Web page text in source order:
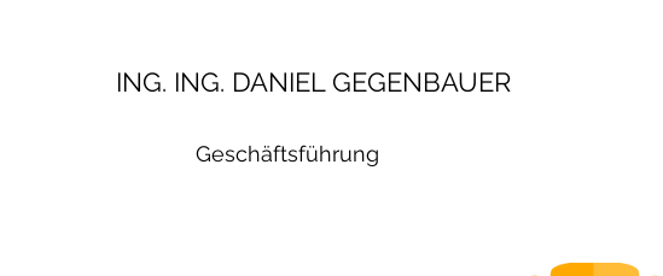
Geschäftsführung
ING. ING. DANIEL GEGENBAUER